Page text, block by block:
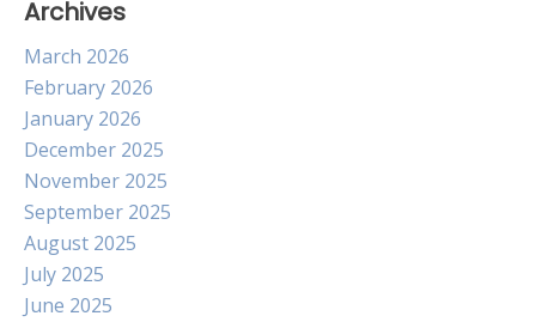
Archives
March 2026
February 2026
January 2026
December 2025
November 2025
September 2025
August 2025
July 2025
June 2025